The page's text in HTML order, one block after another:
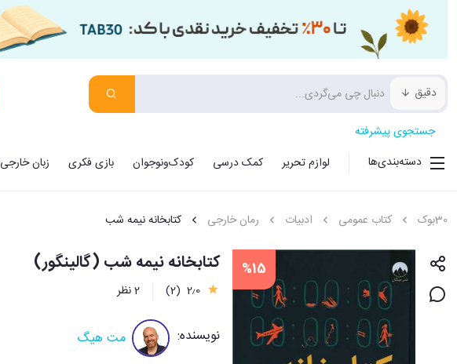
دقیق
جستجوی پیشرفته
دسته‌بندی‌ها
لوازم تحریر کمک درسی کودک‌ونوجوان بازی فکری زبان خارجی
30بوک کتاب عمومی ادبیات رمان خارجی کتابخانه نیمه شب
%15 کتابخانه نیمه شب (گالینگور)
2٫0 (2) 2 نظر
نویسنده: مت هیگ